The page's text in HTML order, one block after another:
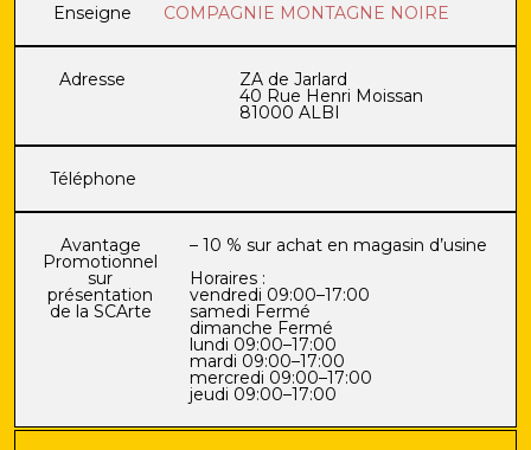
Enseigne COMPAGNIE MONTAGNE NOIRE
Adresse ZA de Jarlard
40 Rue Henri Moissan
81000 ALBI
Téléphone
Avantage
Promotionnel
sur
présentation
de la SCArte
– 10 % sur achat en magasin d’usine
Horaires :
vendredi 09:00–17:00
samedi Fermé
dimanche Fermé
lundi 09:00–17:00
mardi 09:00–17:00
mercredi 09:00–17:00
jeudi 09:00–17:00